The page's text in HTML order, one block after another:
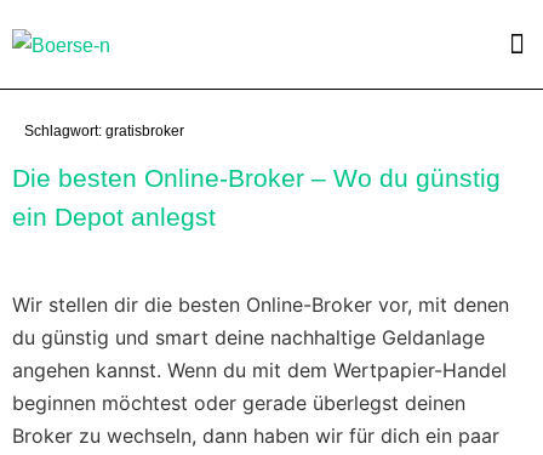
Schlagwort: gratisbroker
Die besten Online-Broker – Wo du günstig
ein Depot anlegst
Wir stellen dir die besten Online-Broker vor, mit denen
du günstig und smart deine nachhaltige Geldanlage
angehen kannst. Wenn du mit dem Wertpapier-Handel
beginnen möchtest oder gerade überlegst deinen
Broker zu wechseln, dann haben wir für dich ein paar